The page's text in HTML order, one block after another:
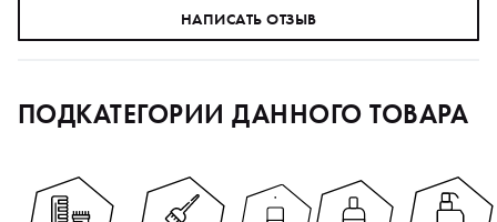
НАПИСАТЬ ОТЗЫВ
ПОДКАТЕГОРИИ ДАННОГО ТОВАРА